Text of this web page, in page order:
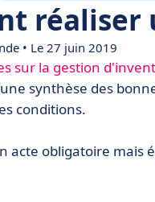
• Le 27 juin 2019
sur la gestion
synthèse des
conditions.
acte obligatoire mais